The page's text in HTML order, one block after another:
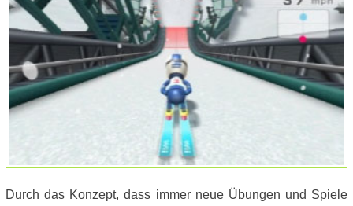
Durch das Konzept, dass immer neue Übungen und Spiele